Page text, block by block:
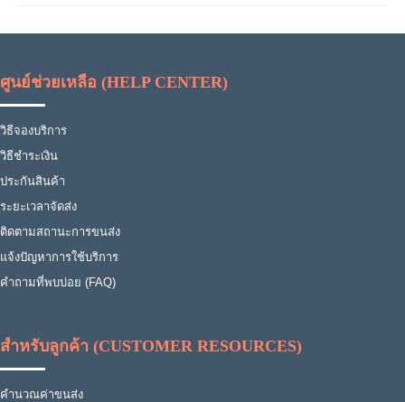
ศูนย์ช่วยเหลือ (HELP CENTER)
วิธีจองบริการ
วิธีชำระเงิน
ประกันสินค้า
ระยะเวลาจัดส่ง
ติดตามสถานะการขนส่ง
แจ้งปัญหาการใช้บริการ
คำถามที่พบบ่อย (FAQ)
สำหรับลูกค้า (CUSTOMER RESOURCES)
คำนวณค่าขนส่ง